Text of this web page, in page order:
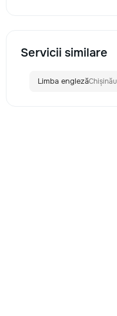
Servicii similare
Limba englezăChișinău